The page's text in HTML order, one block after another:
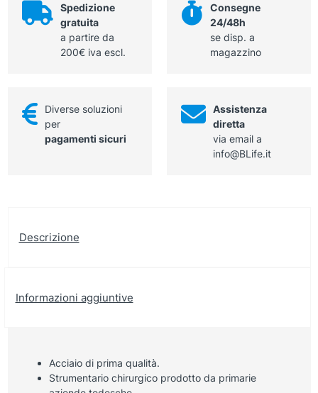
Spedizione
gratuita
a partire da
200€ iva escl.
Consegne
24/48h
se disp. a
magazzino
Diverse soluzioni
per
pagamenti sicuri
Assistenza
diretta
via email a
info@BLife.it
Descrizione
Informazioni aggiuntive
Acciaio di prima qualità.
Strumentario chirurgico prodotto da primarie